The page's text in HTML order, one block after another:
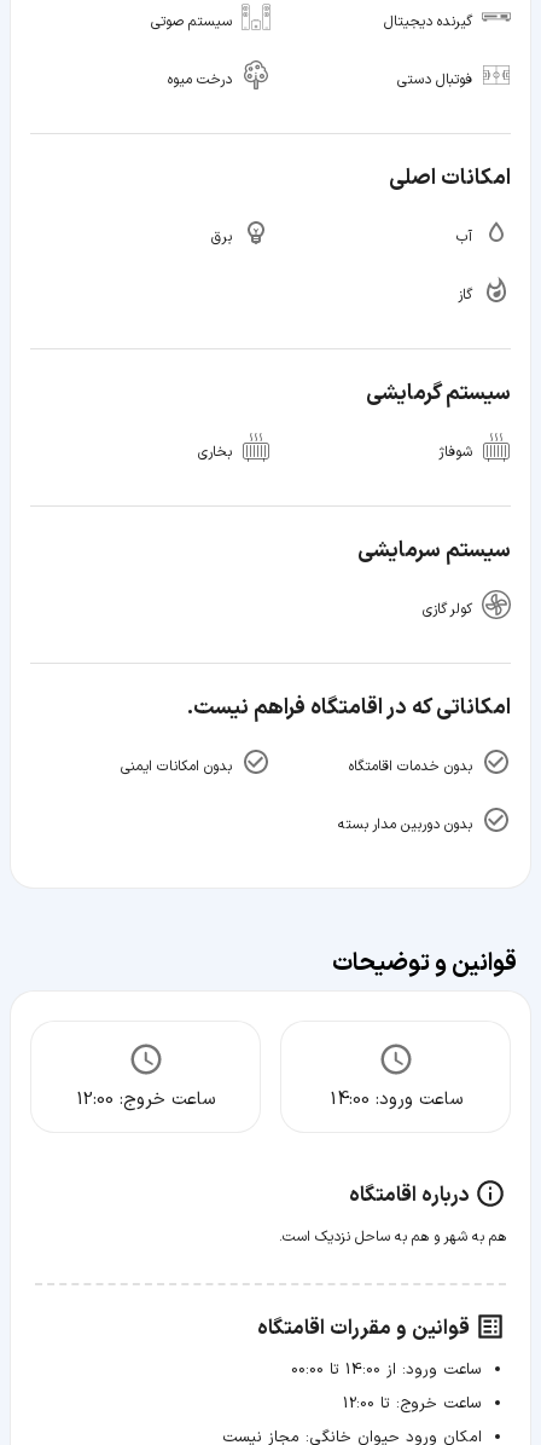
گیرنده دیجیتال سیستم صوتی
فوتبال دستی درخت میوه
امکانات اصلی
آب برق
گاز
سیستم گرمایشی
شوفاژ بخاری
سیستم سرمایشی
کولر گازی
امکاناتی که در اقامتگاه فراهم نیست.
بدون خدمات اقامتگاه بدون امکانات ایمنی
بدون دوربین مدار بسته
قوانین و توضیحات
ساعت ورود: 14:00 ساعت خروج: 12:00
درباره اقامتگاه
هم به شهر و هم به ساحل نزدیک است.
قوانین و مقررات اقامتگاه
ساعت ورود: از 14:00 تا 00:00
ساعت خروج: تا 12:00
امکان ورود حیوان خانگی: مجاز نیست